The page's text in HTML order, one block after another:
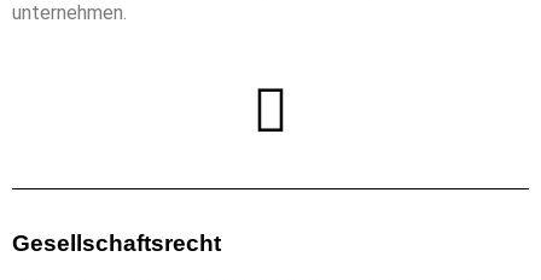
unternehmen.
Gesellschaftsrecht